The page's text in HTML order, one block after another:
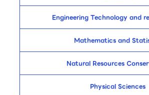
Engineering Technology and
Mathematics and
Natural Resources
Physical Sciences